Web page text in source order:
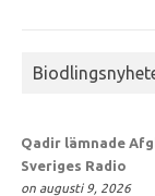
Qadir lämnade
Sveriges Radio
on augusti 9, 2026